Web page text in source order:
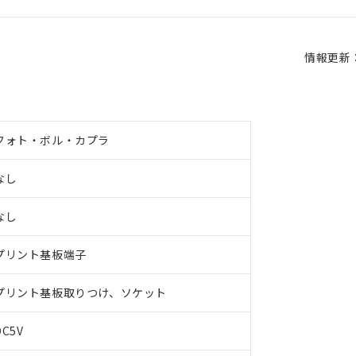
情報更
ォト・ボル・カプラ
し
し
リント基板端子
リント基板取りつけ、ソケット